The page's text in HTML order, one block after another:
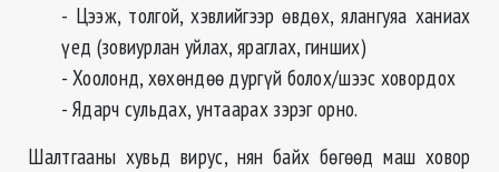
- Цээж, толгой, хэвлийгээр өвдөх, ялангуяа ханиах
үед (зовиурлан уйлах, яраглах, гинших)
- Хоолонд, хөхөндөө дургүй болох/шээс ховордох
- Ядарч сульдах, унтаарах зэрэг орно.
Шалтгааны хувьд вирус, нян байх бөгөөд маш ховор